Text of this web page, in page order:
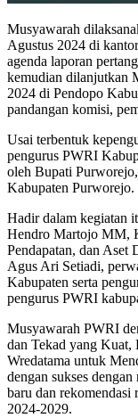
Musyawarah
Agustus 2024 di
agenda laporan
kemudian dilanjutkan
2024 di Pendopo
pandangan komisi,
Usai terbentuk
pengurus PWRI
oleh Bupati
Kabupaten Purworejo.
Hadir dalam kegiatan
Hendro Martojo MM,
Pendapatan, dan
Agus Ari Setiadi,
Kabupaten serta
pengurus PWRI
Musyawarah PWRI
dan Tekad yang Kuat,
Wredatama untuk
dengan sukses
baru dan rekomendasi
2024-2029.